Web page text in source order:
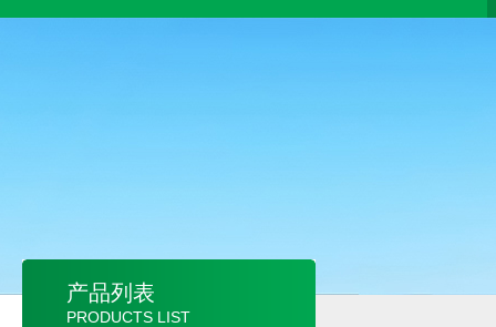
产品列表
PRODUCTS LIST